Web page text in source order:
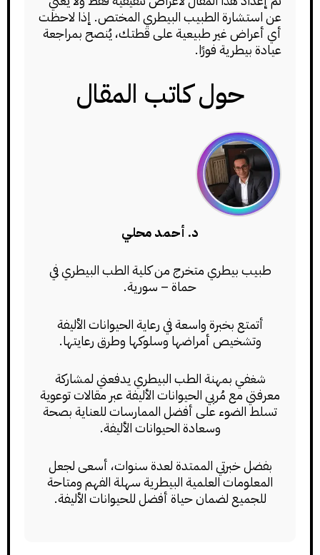
عن استشارة الطبيب البيطري المختص. إذا لاحظت
أي أعراض غير طبيعية على قطتك، يُنصح بمراجعة
عيادة بيطرية فورًا.
حول كاتب المقال
د. أحمد محلي
طبيب بيطري متخرج من كلية الطب البيطري في
حماة – سورية.
أتمتع بخبرة واسعة في رعاية الحيوانات الأليفة
وتشخيص أمراضها وسلوكها وطرق رعايتها.
شغفي بمهنة الطب البيطري يدفعني لمشاركة
معرفتي مع مُربي الحيوانات الأليفة عبر مقالات توعوية
تسلط الضوء على أفضل الممارسات للعناية بصحة
وسعادة الحيوانات الأليفة.
بفضل خبرتي الممتدة لعدة سنوات، أسعى لجعل
المعلومات العلمية البيطرية سهلة الفهم ومتاحة
للجميع لضمان حياة أفضل للحيوانات الأليفة.